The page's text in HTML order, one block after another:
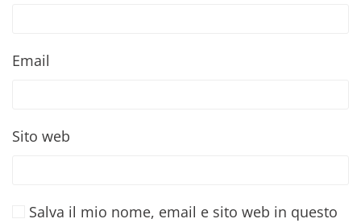
Email
Sito web
Salva il mio nome, email e sito web in questo